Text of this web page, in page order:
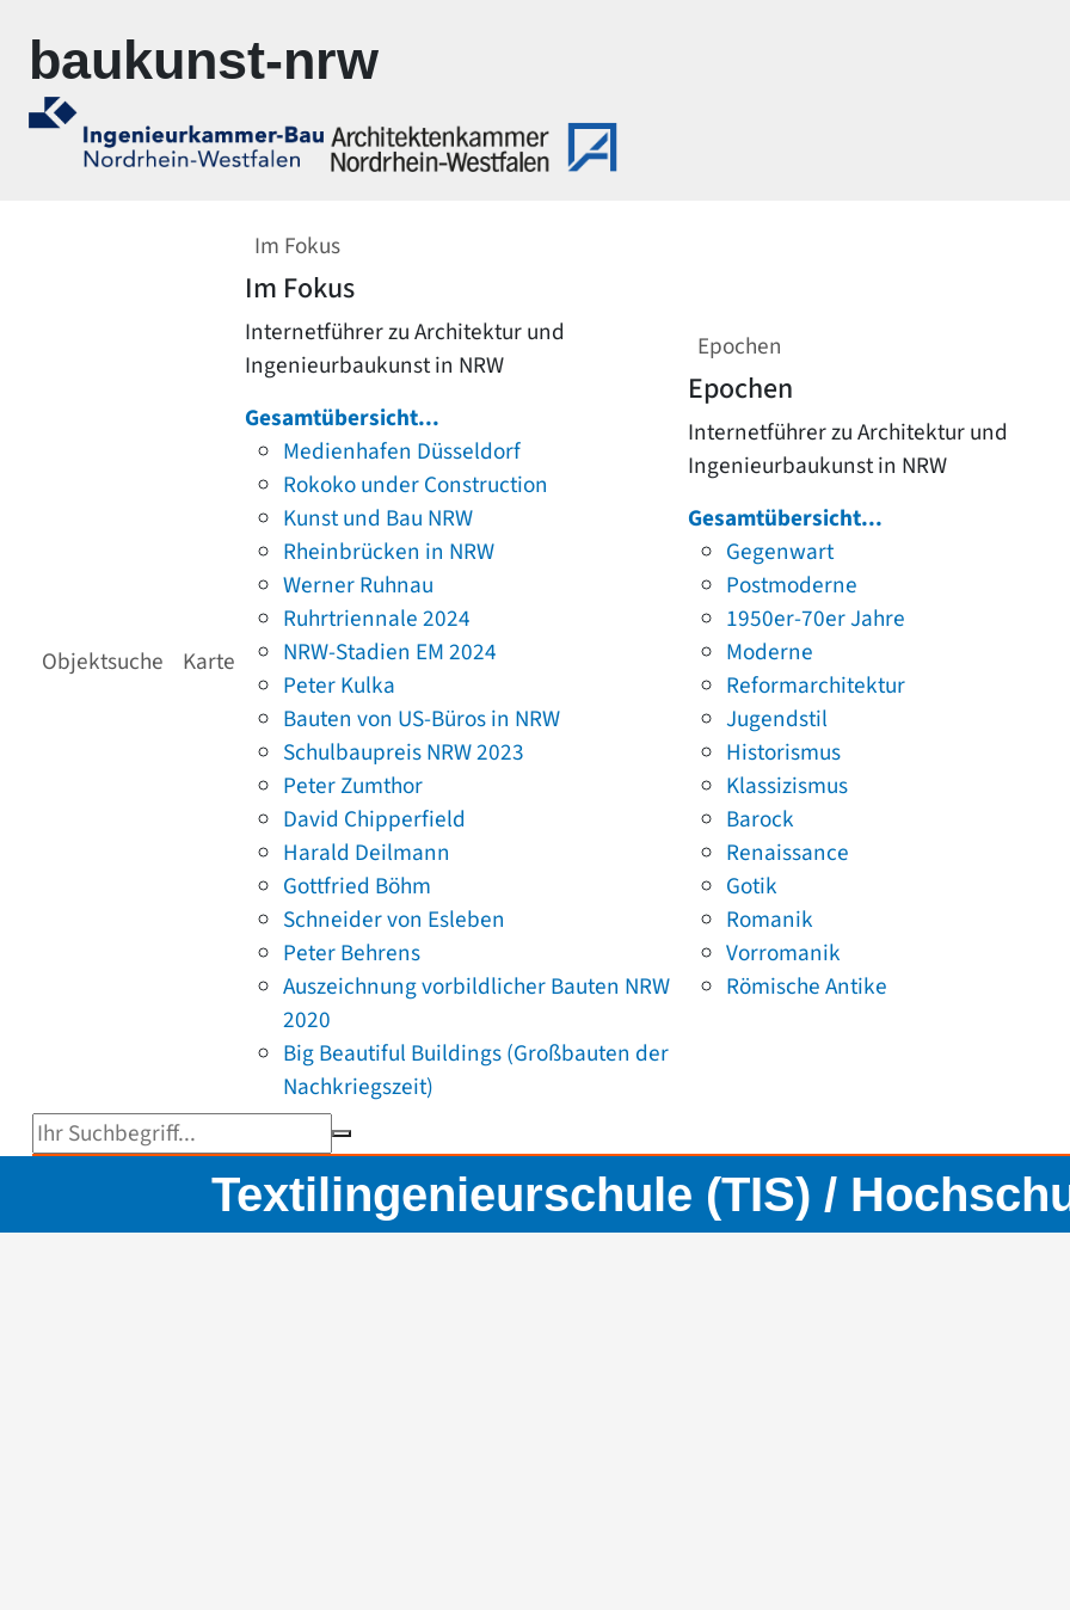
baukunst-nrw
Objektsuche Karte
Im Fokus
Im Fokus
Internetführer zu Architektur und
Ingenieurbaukunst in NRW
Gesamtübersicht...
Medienhafen Düsseldorf
Rokoko under Construction
Kunst und Bau NRW
Rheinbrücken in NRW
Werner Ruhnau
Ruhrtriennale 2024
NRW-Stadien EM 2024
Peter Kulka
Bauten von US-Büros in NRW
Schulbaupreis NRW 2023
Peter Zumthor
David Chipperfield
Harald Deilmann
Gottfried Böhm
Schneider von Esleben
Peter Behrens
Auszeichnung vorbildlicher Bauten NRW
2020
Big Beautiful Buildings (Großbauten der
Nachkriegszeit)
Epochen
Epochen
Internetführer zu Architektur und
Ingenieurbaukunst in NRW
Gesamtübersicht...
Gegenwart
Postmoderne
1950er-70er Jahre
Moderne
Reformarchitektur
Jugendstil
Historismus
Klassizismus
Barock
Renaissance
Gotik
Romanik
Vorromanik
Römische Antike
Suchbegriff eingeben
Textilingenieurschule (TIS) /